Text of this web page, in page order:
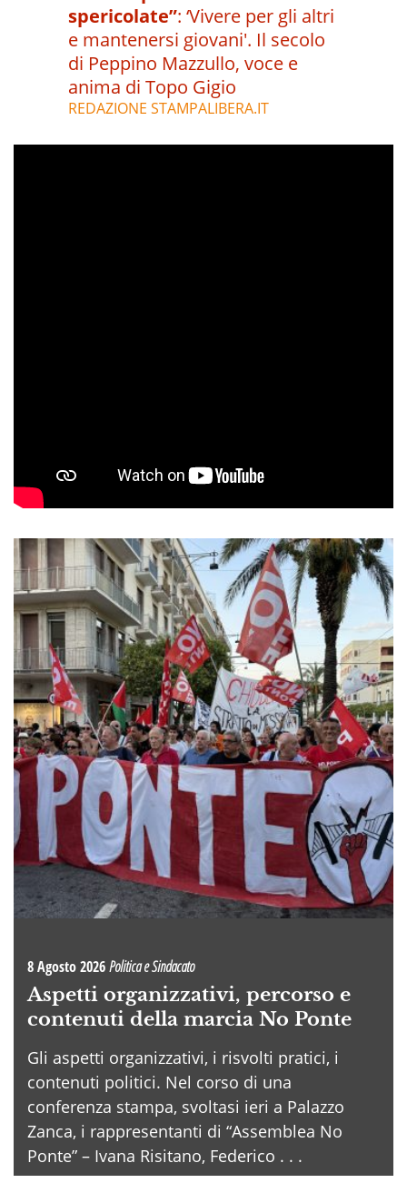
spericolate”: ‘Vivere per gli altri
e mantenersi giovani'. Il secolo
di Peppino Mazzullo, voce e
anima di Topo Gigio
REDAZIONE STAMPALIBERA.IT
8 Agosto 2026Politica e Sindacato
Aspetti organizzativi, percorso e
contenuti della marcia No Ponte
Gli aspetti organizzativi, i risvolti pratici, i
contenuti politici. Nel corso di una
conferenza stampa, svoltasi ieri a Palazzo
Zanca, i rappresentanti di “Assemblea No
Ponte” – Ivana Risitano, Federico . . .